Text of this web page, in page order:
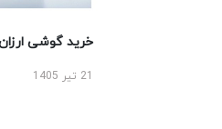
خرید گوشی ارزان